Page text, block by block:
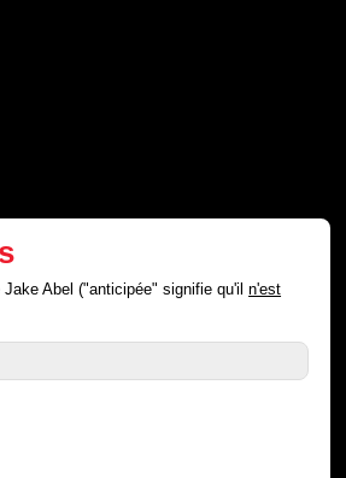
Jake Abel ("anticipée" signifie qu'iln'est